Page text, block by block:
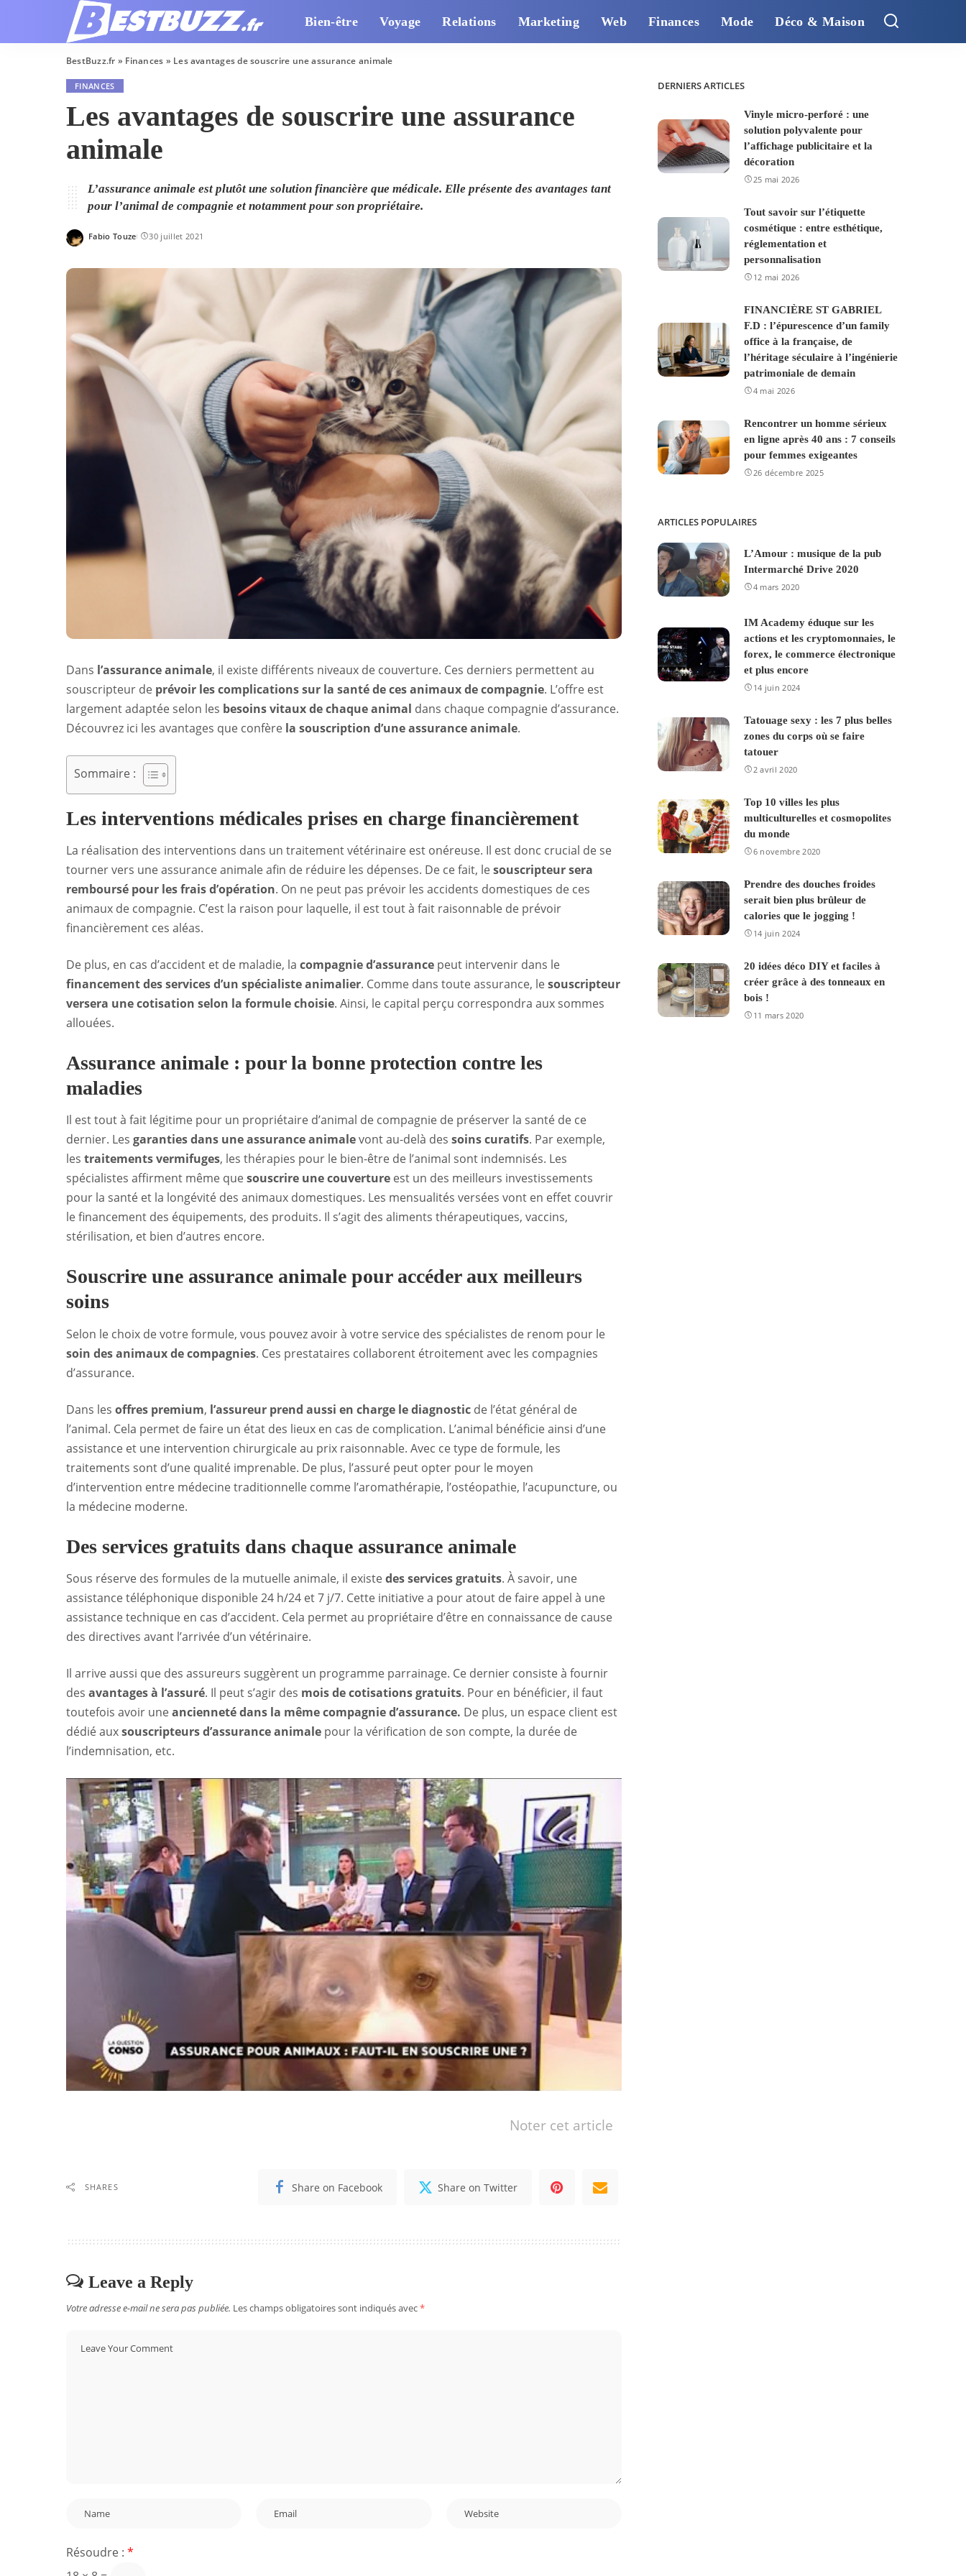
Bien-être Voyage Relations Marketing Web Finances Mode Déco & Maison
BestBuzz.fr » Finances » Les avantages de souscrire une assurance animale
FINANCES
Les avantages de souscrire une assurance
animale
L’assurance animale est plutôt une solution financière que médicale. Elle présente des avantages tant
pour l’animal de compagnie et notamment pour son propriétaire.
Posted
Fabio Touze 30 juillet 2021
Dans l’assurance animale, il existe différents niveaux de couverture. Ces derniers permettent au
souscripteur de prévoir les complications sur la santé de ces animaux de compagnie. L’offre est
largement adaptée selon les besoins vitaux de chaque animal dans chaque compagnie d’assurance.
Découvrez ici les avantages que confère la souscription d’une assurance animale.
Sommaire :
Les interventions médicales prises en charge financièrement
La réalisation des interventions dans un traitement vétérinaire est onéreuse. Il est donc crucial de se
tourner vers une assurance animale afin de réduire les dépenses. De ce fait, lesouscripteur sera
remboursé pour les frais d’opération. On ne peut pas prévoir les accidents domestiques de ces
animaux de compagnie. C’est la raison pour laquelle, il est tout à fait raisonnable de prévoir
financièrement ces aléas.
De plus, en cas d’accident et de maladie, la compagnie d’assurance peut intervenir dans le
financement des services d’un spécialiste animalier. Comme dans toute assurance, lesouscripteur
versera une cotisation selon la formule choisie. Ainsi, le capital perçu correspondra aux sommes
allouées.
Assurance animale : pour la bonne protection contre les
maladies
Il est tout à fait légitime pour un propriétaire d’animal de compagnie de préserver la santé de ce
dernier. Les garanties dans une assurance animalevont au-delà des soins curatifs. Par exemple,
les traitements vermifuges, les thérapies pour le bien-être de l’animal sont indemnisés. Les
spécialistes affirment même quesouscrire une couverture est un des meilleurs investissements
pour la santé et la longévité des animaux domestiques. Les mensualités versées vont en effet couvrir
le financement des équipements, des produits. Il s’agit des aliments thérapeutiques, vaccins,
stérilisation, et bien d’autres encore.
Souscrire une assurance animale pour accéder aux meilleurs
soins
Selon le choix de votre formule, vous pouvez avoir à votre service des spécialistes de renom pour le
soin des animaux de compagnies. Ces prestataires collaborent étroitement avec les compagnies
d’assurance.
Dans les offres premium, l’assureur prend aussi en charge le diagnostic de l’état général de
l’animal. Cela permet de faire un état des lieux en cas de complication. L’animal bénéficie ainsi d’une
assistance et une intervention chirurgicale au prix raisonnable. Avec ce type de formule, les
traitements sont d’une qualité imprenable. De plus, l’assuré peut opter pour le moyen
d’intervention entre médecine traditionnelle comme l’aromathérapie, l’ostéopathie, l’acupuncture, ou
la médecine moderne.
Des services gratuits dans chaque assurance animale
Sous réserve des formules de la mutuelle animale, il existedes services gratuits. À savoir, une
assistance téléphonique disponible 24 h/24 et 7 j/7. Cette initiative a pour atout de faire appel à une
assistance technique en cas d’accident. Cela permet au propriétaire d’être en connaissance de cause
des directives avant l’arrivée d’un vétérinaire.
Il arrive aussi que des assureurs suggèrent un programme parrainage. Ce dernier consiste à fournir
des avantages à l’assuré. Il peut s’agir des mois de cotisations gratuits. Pour en bénéficier, il faut
toutefois avoir uneancienneté dans la même compagnie d’assurance. De plus, un espace client est
dédié auxsouscripteurs d’assurance animale pour la vérification de son compte, la durée de
l’indemnisation, etc.
Noter cet article
SHARES Share on Facebook Share on Twitter
Leave a Reply
Votre adresse e-mail ne sera pas publiée. Les champs obligatoires sont indiqués avec*
Résoudre : *
DERNIERS ARTICLES
Vinyle micro-perforé : une
solution polyvalente pour
l’affichage publicitaire et la
décoration
25 mai 2026
Tout savoir sur l’étiquette
cosmétique : entre esthétique,
réglementation et
personnalisation
12 mai 2026
FINANCIÈRE ST GABRIEL
F.D : l’épurescence d’un family
office à la française, de
l’héritage séculaire à l’ingénierie
patrimoniale de demain
4 mai 2026
Rencontrer un homme sérieux
en ligne après 40 ans : 7 conseils
pour femmes exigeantes
26 décembre 2025
ARTICLES POPULAIRES
L’Amour : musique de la pub
Intermarché Drive 2020
4 mars 2020
IM Academy éduque sur les
actions et les cryptomonnaies, le
forex, le commerce électronique
et plus encore
14 juin 2024
Tatouage sexy : les 7 plus belles
zones du corps où se faire
tatouer
2 avril 2020
Top 10 villes les plus
multiculturelles et cosmopolites
du monde
6 novembre 2020
Prendre des douches froides
serait bien plus brûleur de
calories que le jogging !
14 juin 2024
20 idées déco DIY et faciles à
créer grâce à des tonneaux en
bois !
11 mars 2020